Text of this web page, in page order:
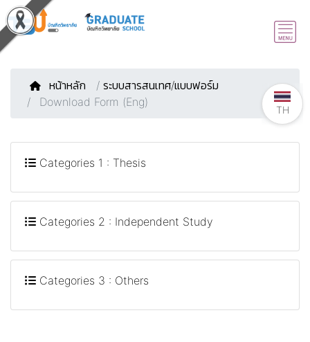
หน้าหลัก / ระบบสารสนเทศ/แบบฟอร์ม
Download Form (Eng)
Categories 1 : Thesis
Categories 2 : Independent Study
Categories 3 : Others
TH